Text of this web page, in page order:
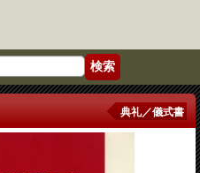
典礼／儀式書